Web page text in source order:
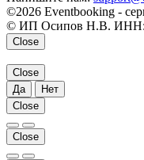
©2026 Eventbooking -
© ИП Осипов Н.В. ИНН:
Close
Close
Да
Нет
Close
Close